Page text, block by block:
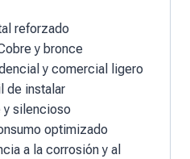
reforzado
y bronce
y comercial ligero
de instalar
y silencioso
optimizado
a la corrosión y al